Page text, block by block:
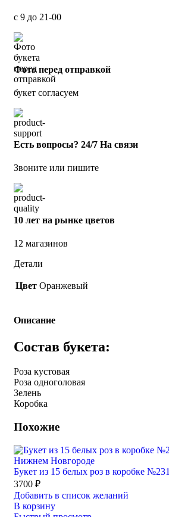
с 9 до 21-00
Фото перед отправкой
букет согласуем
Есть вопросы? 24/7 На связи
Звоните или пишите
10 лет на рынке цветов
12 магазинов
Детали
Цвет Оранжевый
Описание
Состав букета:
Роза кустовая
Роза одноголовая
Зелень
Коробка
Похожие
Букет из 15 белых роз в коробке №231
3700 ₽
Добавить в список желаний
В корзину